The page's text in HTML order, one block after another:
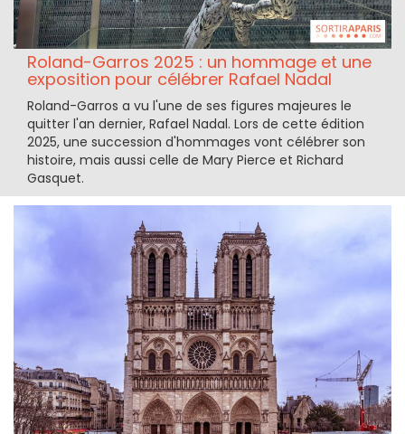
Roland-Garros 2025 : un hommage et une
exposition pour célébrer Rafael Nadal
Roland-Garros a vu l'une de ses figures majeures le
quitter l'an dernier, Rafael Nadal. Lors de cette édition
2025, une succession d'hommages vont célébrer son
histoire, mais aussi celle de Mary Pierce et Richard
Gasquet.